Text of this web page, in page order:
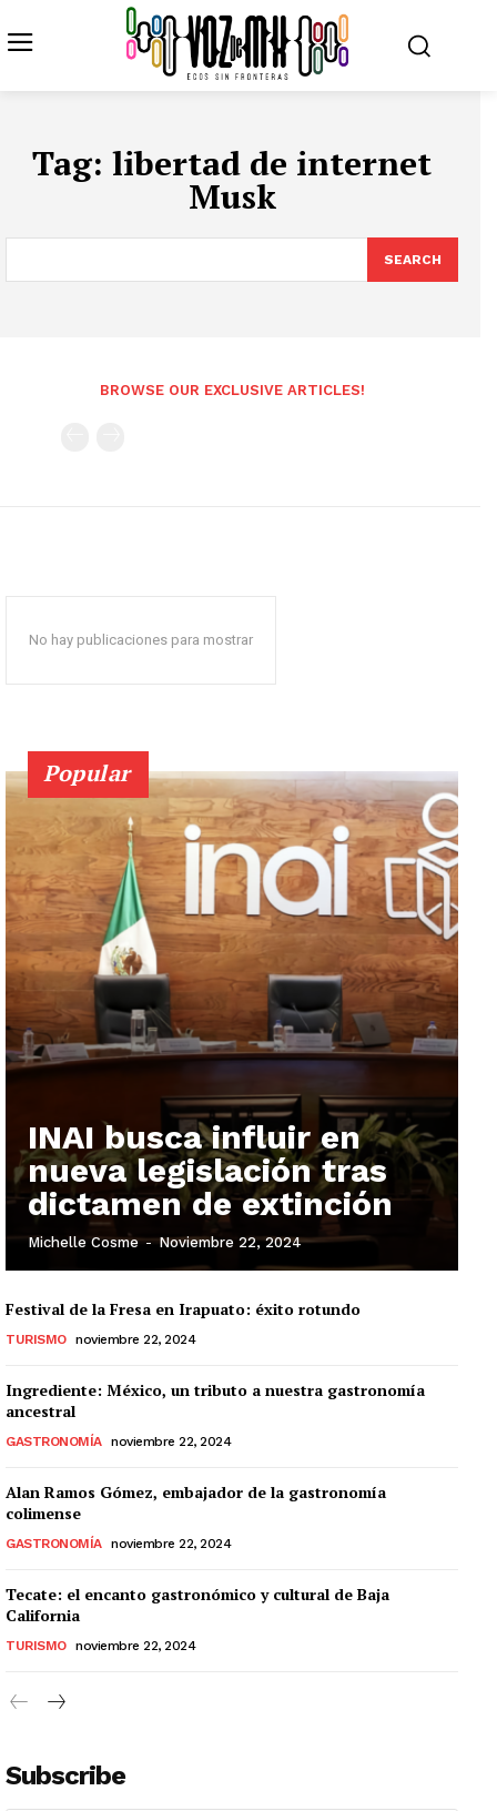
Tag: libertad de internet
Musk
SEARCH
BROWSE OUR EXCLUSIVE ARTICLES!
No hay publicaciones para mostrar
Popular
INAI busca influir en
nueva legislación tras
dictamen de extinción
Michelle Cosme - Noviembre 22, 2024
Festival de la Fresa en Irapuato: éxito rotundo
TURISMO noviembre 22, 2024
Ingrediente: México, un tributo a nuestra gastronomía
ancestral
GASTRONOMÍA noviembre 22, 2024
Alan Ramos Gómez, embajador de la gastronomía
colimense
GASTRONOMÍA noviembre 22, 2024
Tecate: el encanto gastronómico y cultural de Baja
California
TURISMO noviembre 22, 2024
Subscribe